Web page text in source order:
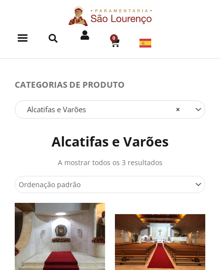
0
CART
CATEGORIAS DE PRODUTO
×
Alcatifas e Varões
Alcatifas e Varões
A mostrar todos os 3 resultados